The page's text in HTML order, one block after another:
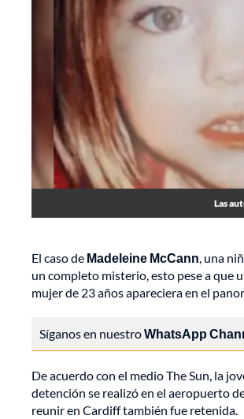
Las
El caso de Madeleine McCann, una
un completo misterio, esto pese a que
mujer de 23 años apareciera en el
Síganos en nuestroWhatsApp
De acuerdo con el medio The Sun, la
detención se realizó en el aeropuerto
reunir en Cardiff también fue retenida.